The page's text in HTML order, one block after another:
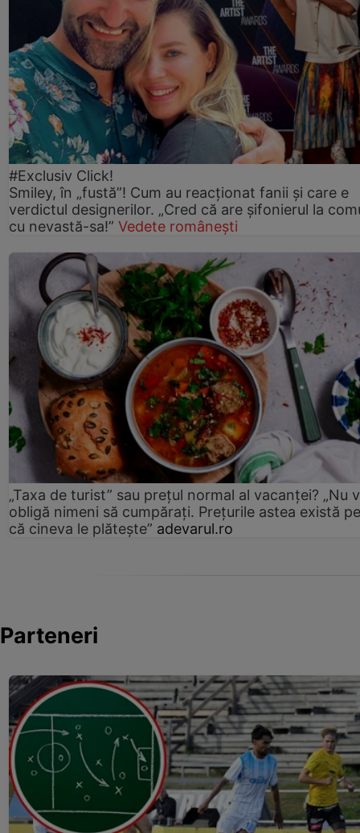
#Exclusiv Click!
Smiley, în „fustă”! Cum au reacționat fanii și care e
verdictul designerilor. „Cred că are șifonierul la
cu nevastă-sa!” Vedete românești
„Taxa de turist” sau prețul normal al vacanței? „Nu
obligă nimeni să cumpărați. Prețurile astea există
că cineva le plătește” adevarul.ro
Parteneri